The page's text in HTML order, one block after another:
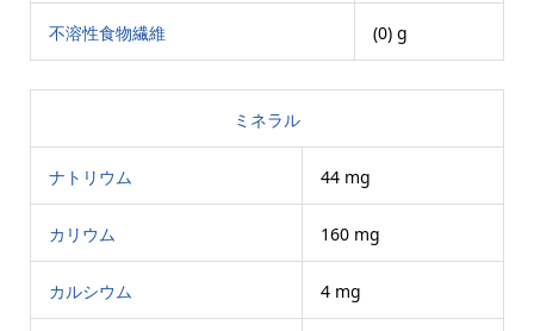
不溶性食物繊維 (0) g
ミネラル
ナトリウム 44 mg
カリウム 160 mg
カルシウム 4 mg